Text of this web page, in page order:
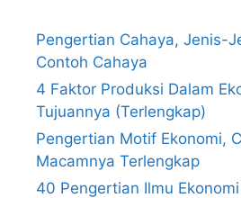
Pengertian Cahaya, Jenis-
Contoh Cahaya
4 Faktor Produksi Dalam
Tujuannya (Terlengkap)
Pengertian Motif Ekonomi,
Macamnya Terlengkap
40 Pengertian Ilmu